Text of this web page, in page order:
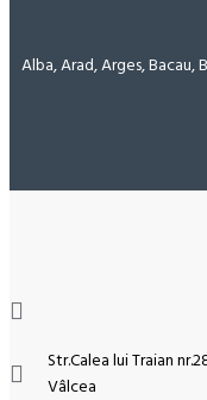
Alba, Arad, Arges, Bacau,
Str.Calea lui Traian
Vâlcea